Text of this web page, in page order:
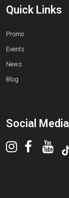
Quick Links
Promo
Events
News
Blog
Social Media